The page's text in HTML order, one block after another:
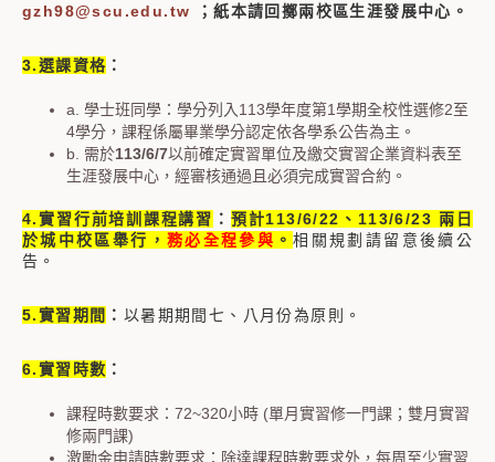
gzh98@scu.edu.tw ；紙本請回擲兩校區生涯發展中心。
3.選課資格 ：
a. 學士班同學：學分列入113學年度第1學期全校性選修2至
4學分，課程係屬畢業學分認定依各學系公告為主。
b. 需於113/6/7以前確定實習單位及繳交實習企業資料表至
生涯發展中心，經審核通過且必須完成實習合約。
4.實習行前培訓課程講習 ： 預計113/6/22、113/6/23 兩日
於城中校區舉行， 務必全程參與 。相關規劃請留意後續公
告。
5.實習期間 ： 以暑期期間七、八月份為原則。
6.實習時數 ：
課程時數要求：72~320小時 (單月實習修一門課；雙月實習
修兩門課)
激勵金申請時數要求：除達課程時數要求外，每周至少實習